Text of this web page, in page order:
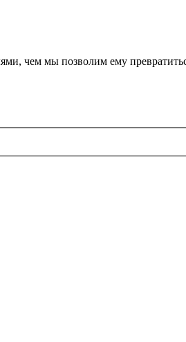
чем мы позволим ему